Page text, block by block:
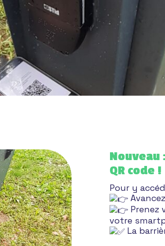
Nouveau
QR code !
Pour y
Prenez
votre
La